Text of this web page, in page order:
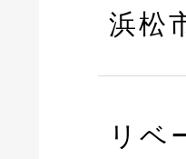
浜松
リベ